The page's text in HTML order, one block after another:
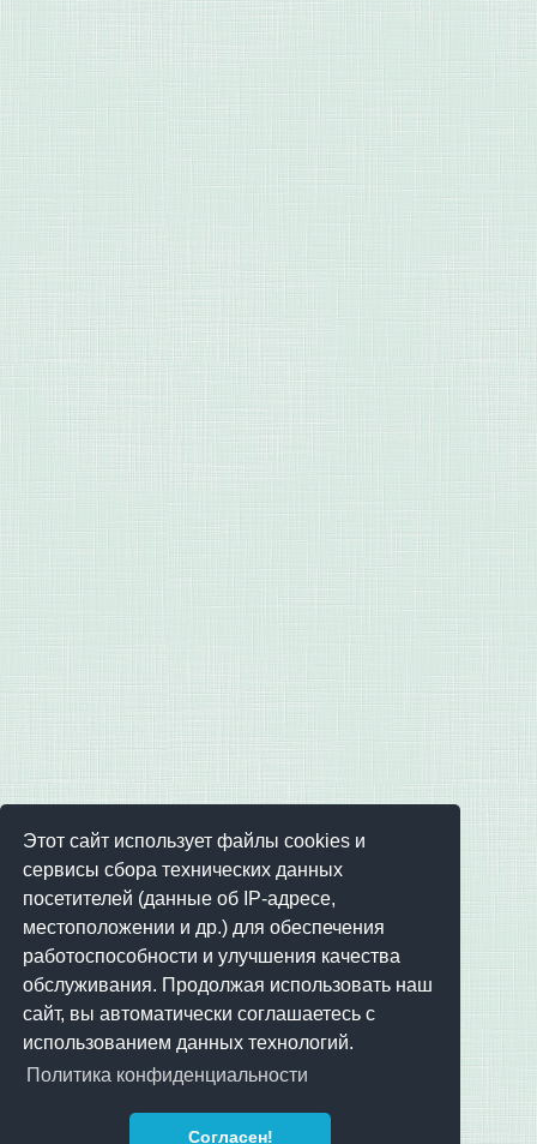
Этот сайт использует файлы cookies и
сервисы сбора технических данных
посетителей (данные об IP-адресе,
местоположении и др.) для обеспечения
работоспособности и улучшения качества
обслуживания. Продолжая использовать наш
сайт, вы автоматически соглашаетесь с
использованием данных технологий.
Политика конфиденциальности
Согласен!